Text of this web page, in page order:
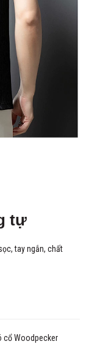
tự
tay ngắn, chất
cổ Woodpecker